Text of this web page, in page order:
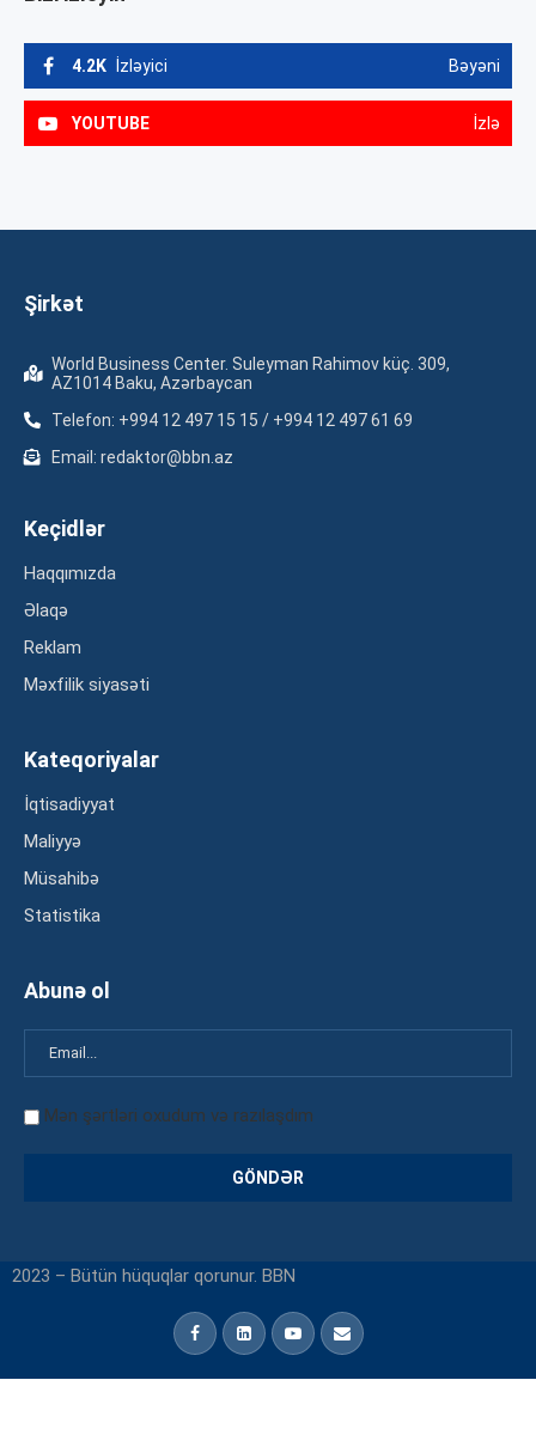
4.2K İzləyici Bəyəni
YOUTUBE İzlə
Şirkət
World Business Center. Suleyman Rahimov küç. 309,
AZ1014 Baku, Azərbaycan
Telefon: +994 12 497 15 15 / +994 12 497 61 69
Email: redaktor@bbn.az
Keçidlər
Haqqımızda
Əlaqə
Reklam
Məxfilik siyasəti
Kateqoriyalar
İqtisadiyyat
Maliyyə
Müsahibə
Statistika
Abunə ol
Mən şərtləri oxudum və razılaşdım
2023 – Bütün hüquqlar qorunur. BBN